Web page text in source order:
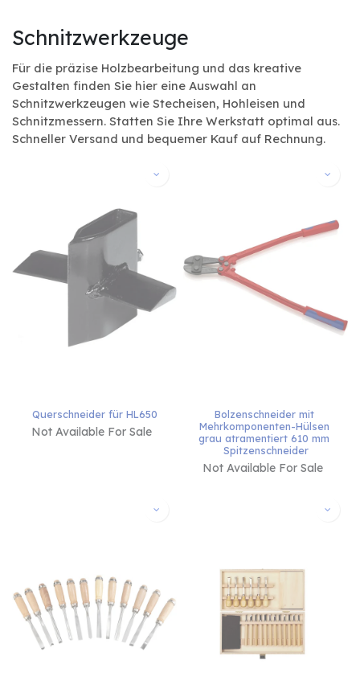
Schnitzwerkzeuge
Für die präzise Holzbearbeitung und das kreative
Gestalten finden Sie hier eine Auswahl an
Schnitzwerkzeugen wie Stecheisen, Hohleisen und
Schnitzmessern. Statten Sie Ihre Werkstatt optimal aus.
Schneller Versand und bequemer Kauf auf Rechnung.
Querschneider für HL650
Not Available For Sale
Bolzenschneider mit
Mehrkomponenten-Hülsen
grau atramentiert 610 mm
Spitzenschneider
Not Available For Sale